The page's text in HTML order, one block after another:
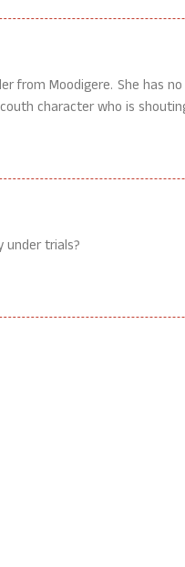
from Moodigere. She has
character who is
under trials?